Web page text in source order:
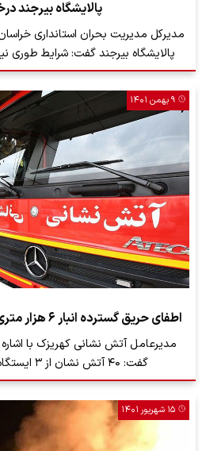
پالایشگاه بیرجند
مدیرکل مدیریت بحران استانداری
پالایشگاه بیرجند گفت: شرایط
۹ بهمن ۱۴۰۱
اطفای حریق گسترده انبار ۶ هزار متری کهریزک بدون تلفات جانی
مدیرعامل آتش نشانی کهریزک با
گفت: ۴۰ آتش نشان از ۳ ایستگاه، حریق را مهار کردند.
۱۵ شهریور ۱۴۰۱